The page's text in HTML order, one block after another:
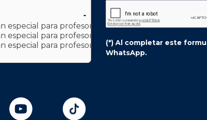
(*) Al completar este
WhatsApp.